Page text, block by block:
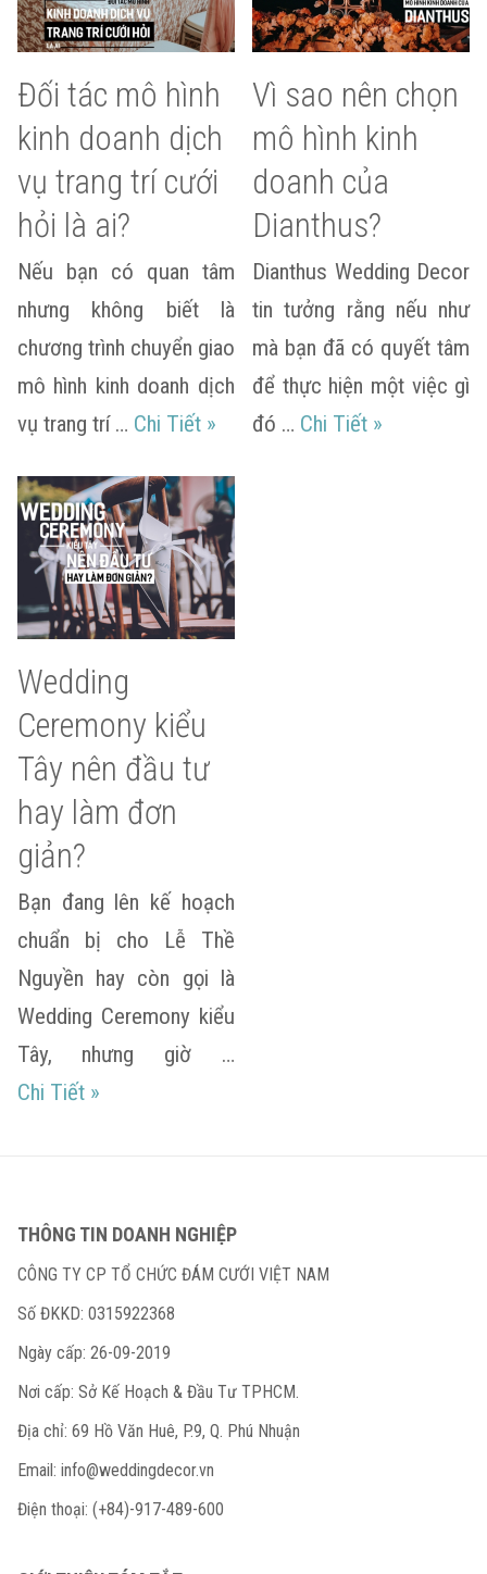
Đối tác mô hình
kinh doanh dịch
vụ trang trí cưới
hỏi là ai?
Nếu bạn có quan tâm
nhưng không biết là
chương trình chuyển giao
mô hình kinh doanh dịch
vụ trang trí … Chi Tiết Đối tác mô hình kinh doanh
»
Vì sao nên chọn
mô hình kinh
doanh của
Dianthus?
Dianthus Wedding Decor
tin tưởng rằng nếu như
mà bạn đã có quyết tâm
để thực hiện một việc gì
đó … Chi Tiết Vì sao nên
»
Wedding
Ceremony kiểu
Tây nên đầu tư
hay làm đơn
giản?
Bạn đang lên kế hoạch
chuẩn bị cho Lễ Thề
Nguyền hay còn gọi là
Wedding Ceremony kiểu
Tây, nhưng giờ …
Chi Tiết Wedding Ceremony kiểu Tây nên đầu tư hay
»
THÔNG TIN DOANH NGHIỆP
CÔNG TY CP TỔ CHỨC ĐÁM CƯỚI VIỆT NAM
Số ĐKKD: 0315922368
Ngày cấp: 26-09-2019
Nơi cấp: Sở Kế Hoạch & Đầu Tư TPHCM.
Địa chỉ: 69 Hồ Văn Huê, P.9, Q. Phú Nhuận
Email: info@weddingdecor.vn
Điện thoại: (+84)-917-489-600